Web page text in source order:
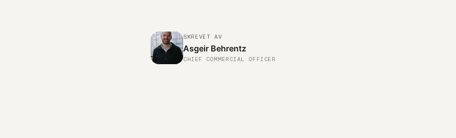
SKREVET AV
Asgeir Behrentz
CHIEF COMMERCIAL OFFICER